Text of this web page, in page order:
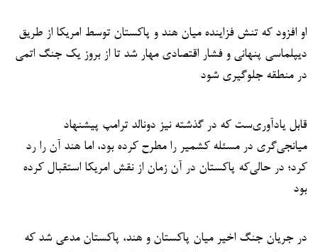
او افزود که تنش فزاینده میان هند و پاکستان توسط امریکا از طریق
دیپلماسی پنهانی و فشار اقتصادی مهار شد تا از بروز یک جنگ اتمی
در منطقه جلوگیری شود
قابل یادآوری‌ست که در گذشته نیز دونالد ترامپ پیشنهاد
میانجی‌گری در مسئله کشمیر را مطرح کرده بود، اما هند آن را رد
کرد؛ در حالی‌که پاکستان در آن زمان از نقش امریکا استقبال کرده
بود
در جریان جنگ اخیر میان پاکستان و هند، پاکستان مدعی شد که